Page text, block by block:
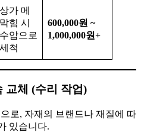
가 메
힘 시
압으로
척
600,000원 ~
1,000,000원+
교체 (수리 작업)
로, 자재의 브랜드나 재질에 따
있습니다.